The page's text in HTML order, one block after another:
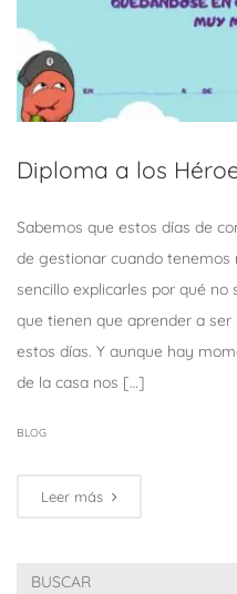
Diploma a los
Sabemos que estos días de
de gestionar cuando tenemos
sencillo explicarles por qué no
que tienen que aprender a
estos días. Y aunque hay
de la casa nos […]
BLOG
Leer más